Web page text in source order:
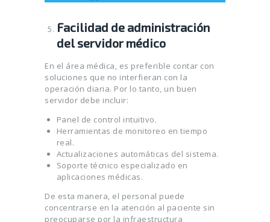
Facilidad de administración
del servidor médico
En el área médica, es preferible contar con
soluciones que no interfieran con la
operación diaria. Por lo tanto, un buen
servidor debe incluir:
Panel de control intuitivo.
Herramientas de monitoreo en tiempo
real.
Actualizaciones automáticas del sistema.
Soporte técnico especializado en
aplicaciones médicas.
De esta manera, el personal puede
concentrarse en la atención al paciente sin
preocuparse por la infraestructura